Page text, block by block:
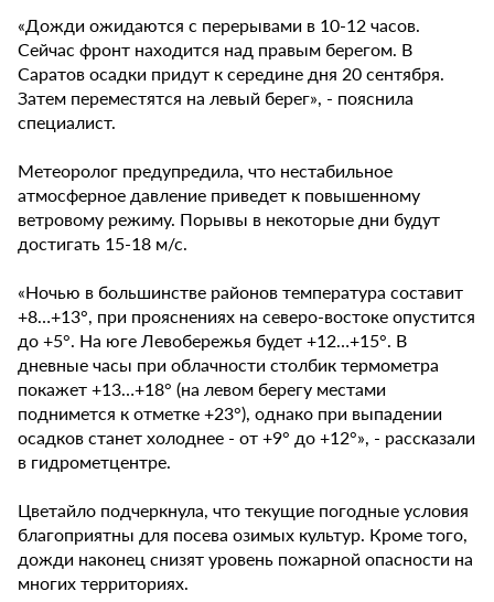
«Дожди ожидаются с перерывами в 10-12 часов.
Сейчас фронт находится над правым берегом. В
Саратов осадки придут к середине дня 20 сентября.
Затем переместятся на левый берег», - пояснила
специалист.
Метеоролог предупредила, что нестабильное
атмосферное давление приведет к повышенному
ветровому режиму. Порывы в некоторые дни будут
достигать 15-18 м/с.
«Ночью в большинстве районов температура составит
+8…+13°, при прояснениях на северо-востоке опустится
до +5°. На юге Левобережья будет +12…+15°. В
дневные часы при облачности столбик термометра
покажет +13…+18° (на левом берегу местами
поднимется к отметке +23°), однако при выпадении
осадков станет холоднее - от +9° до +12°», - рассказали
в гидрометцентре.
Цветайло подчеркнула, что текущие погодные условия
благоприятны для посева озимых культур. Кроме того,
дожди наконец снизят уровень пожарной опасности на
многих территориях.